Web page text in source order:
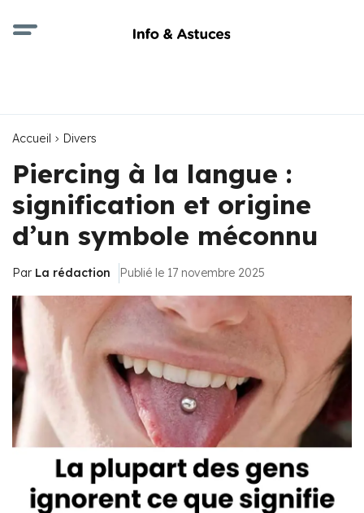
Accueil Divers
Piercing à la langue :
signification et origine
d’un symbole méconnu
Par La rédaction Publié le 17 novembre 2025